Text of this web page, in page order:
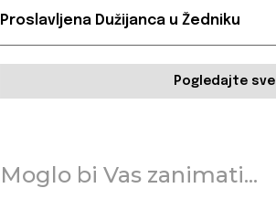
Proslavljena Dužijanca u Žedniku
Pogledajte sve
Moglo bi Vas zanimati...